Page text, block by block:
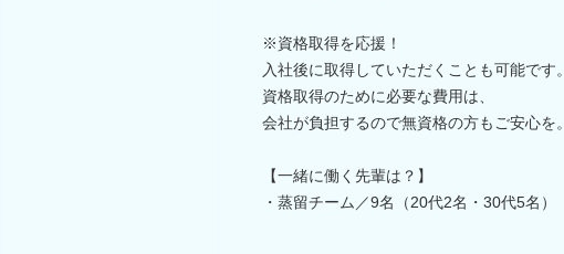
※資格取得を応援！
入社後に取得していただくことも可能です。
資格取得のために必要な費用は、
会社が負担するので無資格の方もご安心を。
【一緒に働く先輩は？】
・蒸留チーム／9名（20代2名・30代5名）